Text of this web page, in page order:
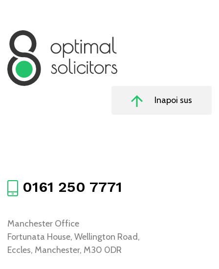
Inapoi sus
0161 250 7771
Manchester Office
Fortunata House, Wellington Road,
Eccles, Manchester, M30 0DR